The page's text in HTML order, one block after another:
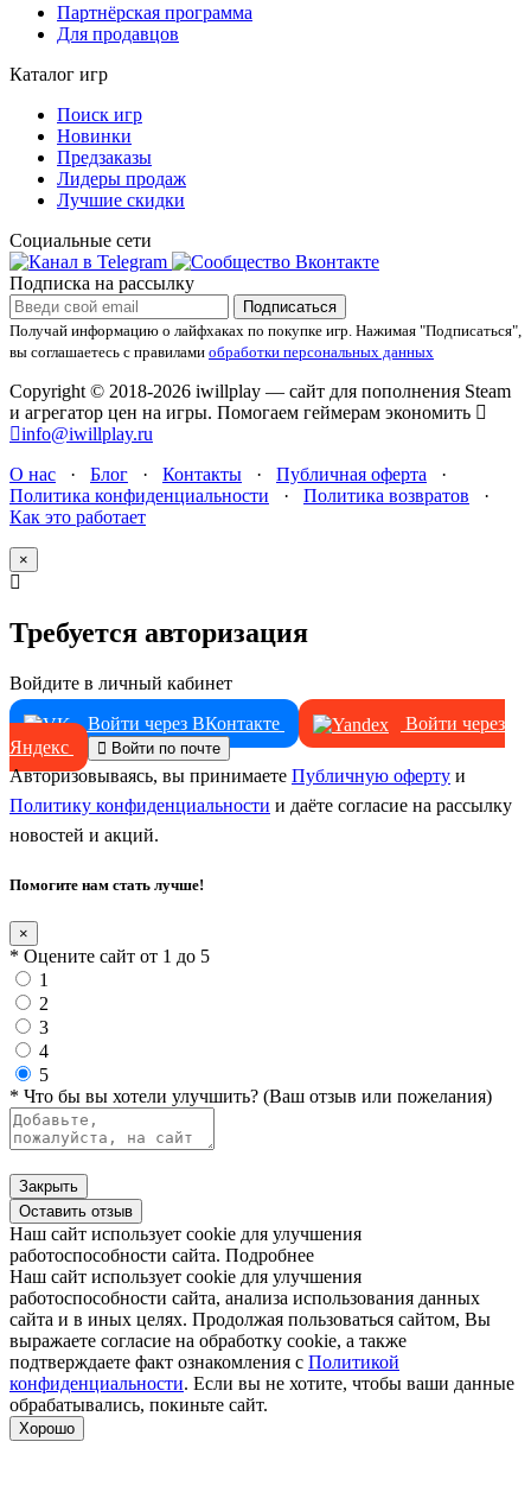
Партнёрская программа
Для продавцов
Каталог игр
Поиск игр
Новинки
Предзаказы
Лидеры продаж
Лучшие скидки
Социальные сети
Подписка на рассылку
Подписаться
Получай информацию о лайфхаках по покупке игр. Нажимая "Подписаться",
вы соглашаетесь с правилами обработки персональных данных
Copyright © 2018-2026 iwillplay — сайт для пополнения Steam
и агрегатор цен на игры. Помогаем геймерам экономить
info@iwillplay.ru
О нас · Блог · Контакты · Публичная оферта ·
Политика конфиденциальности · Политика возвратов ·
Как это работает
×
Требуется авторизация
Войдите в личный кабинет
Войти через ВКонтакте
Войти через
Яндекс
Войти по почте
Авторизовываясь, вы принимаете Публичную оферту и
Политику конфиденциальности и даёте согласие на рассылку
новостей и акций.
Помогите нам стать лучше!
×
* Оцените сайт от 1 до 5
1
2
3
4
5
* Что бы вы хотели улучшить? (Ваш отзыв или пожелания)
Закрыть
Оставить отзыв
Наш сайт использует cookie для улучшения
работоспособности сайта. Подробнее
Наш сайт использует cookie для улучшения
работоспособности сайта, анализа использования данных
сайта и в иных целях. Продолжая пользоваться сайтом, Вы
выражаете согласие на обработку cookie, а также
подтверждаете факт ознакомления с Политикой
конфиденциальности. Если вы не хотите, чтобы ваши данные
обрабатывались, покиньте сайт.
Хорошо